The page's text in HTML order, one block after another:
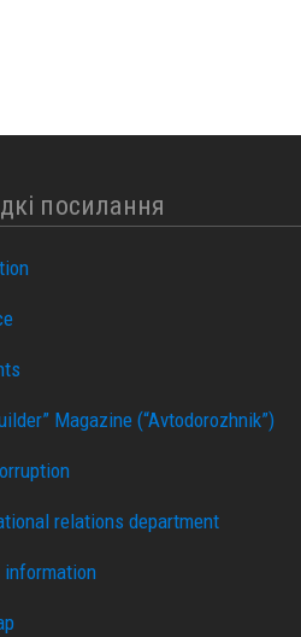
посилання
Magazine (“Avtodorozhnik”)
relations department
information